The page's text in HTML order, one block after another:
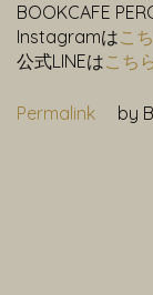
BOOKCAFE
Instagramはこ
公式LINEはこち
Permalink by